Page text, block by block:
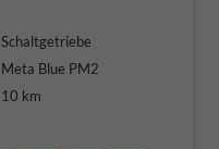
Schaltgetriebe
Meta Blue PM2
10 km